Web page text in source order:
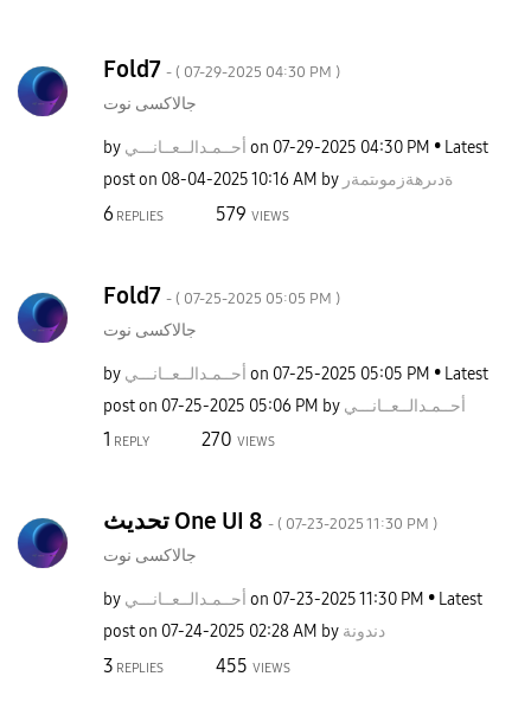
Fold7 - ( ‎07-29-2025 04:30 PM )
جالاكسى نوت
by أحــمـدالــعــانـــي on ‎07-29-2025 04:30 PM
Latest
post on ‎08-04-202510:16 AM by ةدىرهةزموىتمةر
6 REPLIES 579 VIEWS
Fold7 - ( ‎07-25-2025 05:05 PM )
جالاكسى نوت
by أحــمـدالــعــانـــي on ‎07-25-2025 05:05 PM
Latest
post on ‎07-25-2025 05:06 PM by أحــمـدالــعــانـــي
1 REPLY 270 VIEWS
تحديث One UI 8 - ( ‎07-23-202511:30 PM )
جالاكسى نوت
by أحــمـدالــعــانـــي on ‎07-23-202511:30 PM
Latest
post on ‎07-24-2025 02:28 AM by دندونة
3 REPLIES 455 VIEWS